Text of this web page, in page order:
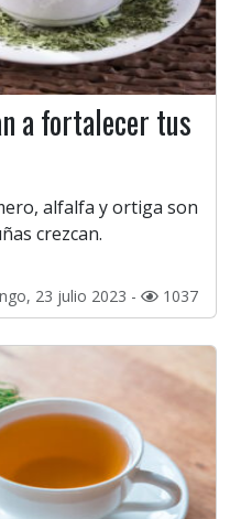
a fortalecer tus
alfalfa y ortiga son
crezcan.
23 julio 2023 - 1037